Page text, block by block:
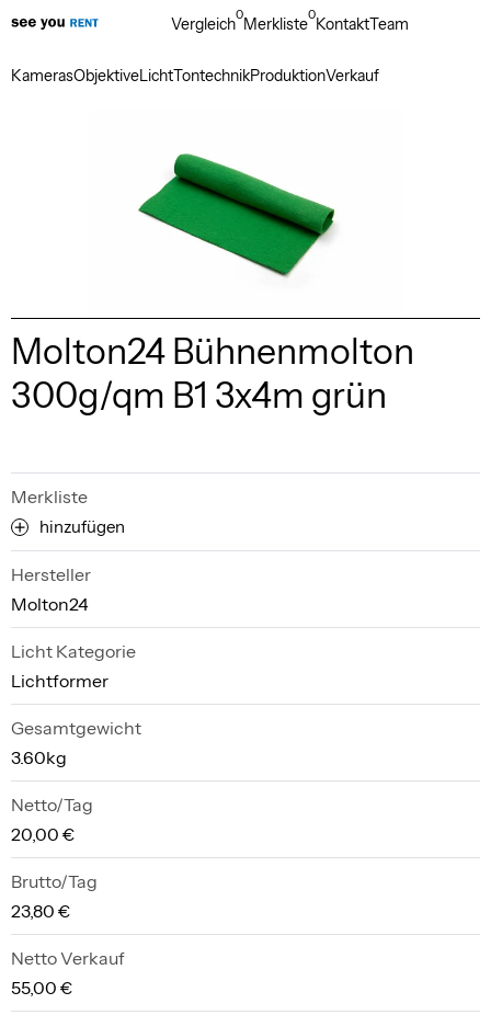
KamerasObjektiveLichtTontechnikProduktionVerkauf
Vergleich0Merkliste0KontaktTeam
Molton24 Bühnenmolton
300g/qm B1 3x4m grün
Merkliste
hinzufügen
Hersteller
Molton24
Licht Kategorie
Lichtformer
Gesamtgewicht
3.60kg
Netto/Tag
20,00 €
Brutto/Tag
23,80 €
Netto Verkauf
55,00 €